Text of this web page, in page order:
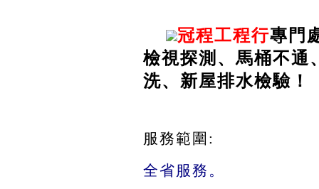
冠程工程行專門
檢視探測、馬桶不通
洗、新屋排水檢驗！
服務範圍:
全省服務。